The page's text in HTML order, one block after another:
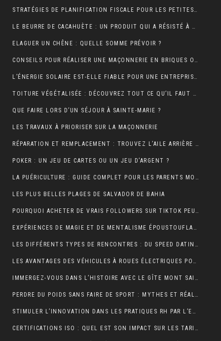
STRATÉGIES DE PLANIFICATION FISCALE POUR LES PETITES ET MOYENNES ENTREPRISES
LE BEURRE DE CACAHUÈTE : UN PRODUIT QUI A RÉSISTÉ À TOUTES LES GÉNÉRATIONS
ELAGUER UN CHÊNE : QUELLE SOMME PRÉVOIR ?
CONSEILS POUR RÉALISER UNE MAÇONNERIE EN BRIQUES OU EN PARPAINGS
L’ÉNERGIE SOLAIRE EST-ELLE FIABLE POUR UNE ENTREPRISE ?
TOITURE VÉGÉTALISÉE : DÉCOUVREZ TOUT CE QU’IL FAUT RETENIR À CE SUJET
QUE FAIRE LORS D’UN SÉJOUR À SAINTE-MARIE ?
LES TRAVAUX À PRIORISER SUR LA MAÇONNERIE
RÉPARATION ET REMPLACEMENT : TROUVEZ L’AILE ARRIÈRE PARFAITE POUR RESTAURER VOTRE VÉHICULE
POKER : UN JEU DE CARTES OU UN JEU D’ARGENT ?
LA PUÉRICULTURE : GUIDE COMPLET POUR LES PARENTS MODERNES.
LES PLUS BELLES PLAGES DE SALVADOR DE BAHIA
POURQUOI ACHETER DE VRAIS FOLLOWERS SUR TIKTOK PEUT AIDER À DÉVELOPPER VOTRE COMPTE RAPIDEMENT ?
EXPÉRIENCES DE MAGIE ET DE MENTALISME ÉPOUSTOUFLANTES EN SUISSE ROMANDE
LES DIFFÉRENTS TYPES DE RENCONTRES : DU SPEED DATING AUX RENCONTRES EN LIGNE, QUELLES SONT LES OPTIONS DISPONIBLES ?
LES AVANTAGES DES VÉHICULES À ROUES ÉLECTRIQUES POUR L’ENVIRONNEMENT.
IMMERGEZ-VOUS DANS L’HISTOIRE AVEC LE GÎTE MONT SAINT MICHEL
PERDRE DU POIDS SANS FAIRE DE SPORT : MYTHES ET RÉALITÉS
STIMULER L’INNOVATION DANS LES PRATIQUES RH PAR L’EXTERNALISATION
CERTIFICATIONS ISO : QUEL EST SON IMPACT SUR LES TARIFS D’UNE TRADUCTION ASSERMENTÉE ?